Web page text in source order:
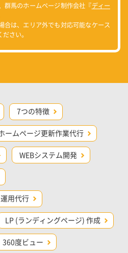
馬のホームページ制作会社『ディー
は、エリア外でも対応可能なケース
さい。
7つの特徴
ームページ更新作業代行
WEBシステム開発
用代行
LP (ランディングページ) 作成
度ビュー